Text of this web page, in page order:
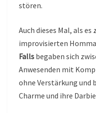
stören.
Auch dieses Mal, als
improvisierten
Falls begaben sich
Anwesenden mit
ohne Verstärkung und
Charme und ihre